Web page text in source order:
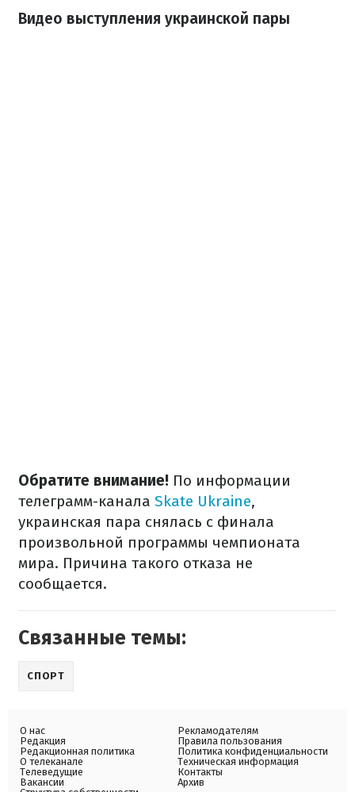
Видео выступления украинской пары
Обратите внимание! По информации
телеграмм-канала Skate Ukraine,
украинская пара снялась с финала
произвольной программы чемпионата
мира. Причина такого отказа не
сообщается.
Связанные темы:
СПОРТ
О нас
Редакция
Редакционная политика
О телеканале
Телеведущие
Вакансии
Рекламодателям
Правила пользования
Политика конфиденциальности
Техническая информация
Контакты
Архив